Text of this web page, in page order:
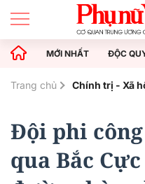
MỚI NHẤT ĐỘC
Trang chủ Chính trị - Xã
Đội phi
qua Bắc